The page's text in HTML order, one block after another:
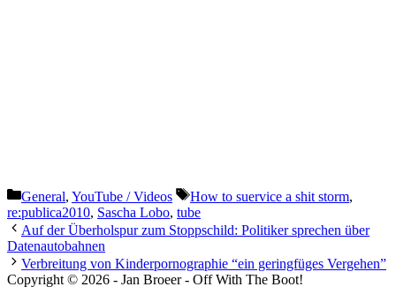
Categories
General, YouTube / Videos Tags
How to suervice a shit storm,
re:publica2010, Sascha Lobo, tube
Auf der Überholspur zum Stoppschild: Politiker sprechen über
Datenautobahnen
Verbreitung von Kinderpornographie “ein geringfüges Vergehen”
Copyright © 2026 - Jan Broeer - Off With The Boot!